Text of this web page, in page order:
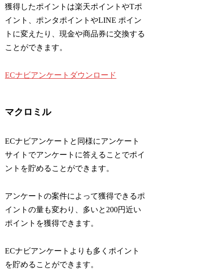
獲得したポイントは楽天ポイントやTポ
イント、ポンタポイントやLINE ポイン
トに変えたり、現金や商品券に交換する
ことができます。
ECナビアンケートダウンロード
マクロミル
ECナビアンケートと同様にアンケート
サイトでアンケートに答えることでポイ
ントを貯めることができます。
アンケートの案件によって獲得できるポ
イントの量も変わり、多いと200円近い
ポイントを獲得できます。
ECナビアンケートよりも多くポイント
を貯めることができます。